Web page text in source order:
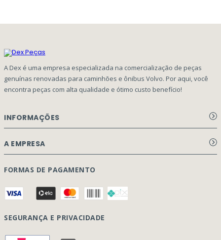
A Dex é uma empresa especializada na comercialização de peças
genuínas renovadas para caminhões e ônibus Volvo. Por aqui, você
encontra peças com alta qualidade e ótimo custo benefício!
INFORMAÇÕES
Aviso de privacidade Dex Peças
Perguntas Frequentes
Formulário Garantia/Devolução
Rastreamento de pedidos
A EMPRESA
Página Principal
Quem Somos
FORMAS DE PAGAMENTO
SEGURANÇA E PRIVACIDADE